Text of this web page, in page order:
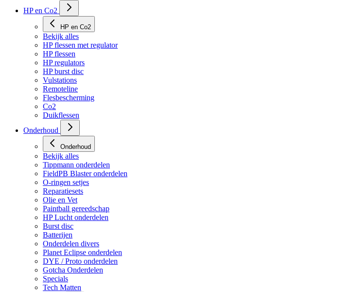
HP en Co2
HP en Co2
Bekijk alles
HP flessen met regulator
HP flessen
HP regulators
HP burst disc
Vulstations
Remoteline
Flesbescherming
Co2
Duikflessen
Onderhoud
Onderhoud
Bekijk alles
Tippmann onderdelen
FieldPB Blaster onderdelen
O-ringen setjes
Reparatiesets
Olie en Vet
Paintball gereedschap
HP Lucht onderdelen
Burst disc
Batterijen
Onderdelen divers
Planet Eclipse onderdelen
DYE / Proto onderdelen
Gotcha Onderdelen
Specials
Tech Matten